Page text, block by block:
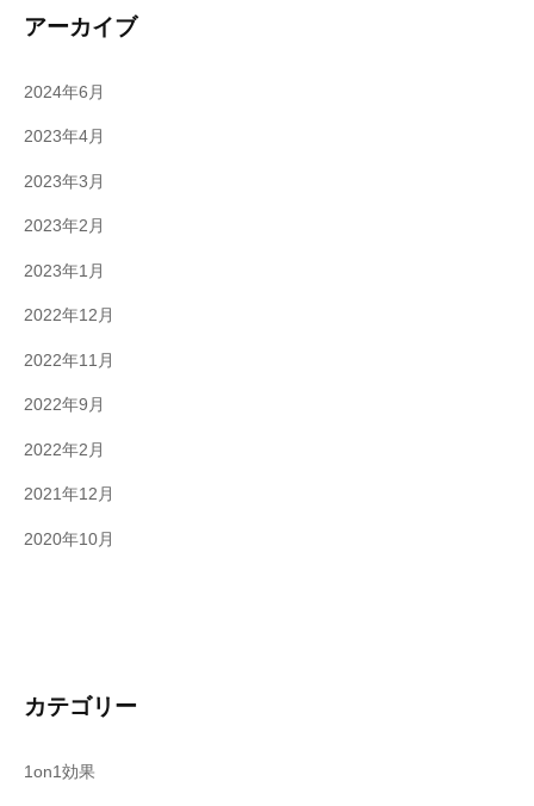
アーカイブ
2024年6月
2023年4月
2023年3月
2023年2月
2023年1月
2022年12月
2022年11月
2022年9月
2022年2月
2021年12月
2020年10月
カテゴリー
1on1効果